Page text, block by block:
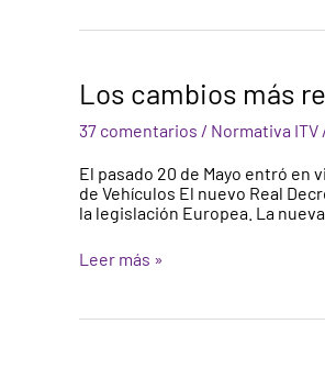
Los cambios más
37 comentarios / Normativa ITV
El pasado 20 de Mayo entró en
de Vehículos El nuevo Real
la legislación Europea. La
Los
cambios
más
relevantes
la
normativa
de
ITV
2018
Leer más »